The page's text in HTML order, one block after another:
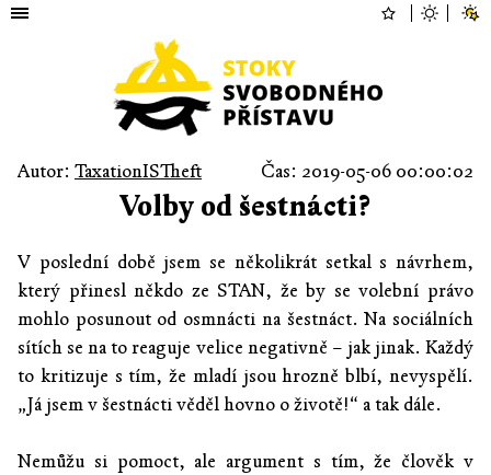
Autor: TaxationISTheft Čas: 2019-05-06 00:00:02
Volby od šestnácti?
V poslední době jsem se několikrát setkal s návrhem,
který přinesl někdo ze STAN, že by se volební právo
mohlo posunout od osmnácti na šestnáct. Na sociálních
sítích se na to reaguje velice negativně – jak jinak. Každý
to kritizuje s tím, že mladí jsou hrozně blbí, nevyspělí.
„Já jsem v šestnácti věděl hovno o životě!“ a tak dále.
Nemůžu si pomoct, ale argument s tím, že člověk v